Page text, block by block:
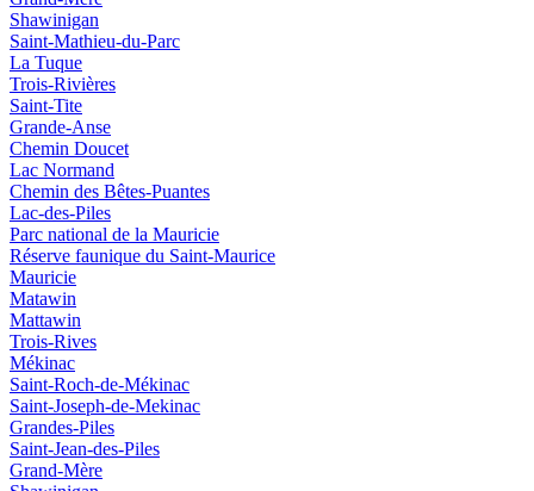
Shawinigan
Saint-Mathieu-du-Parc
La Tuque
Trois-Rivières
Saint-Tite
Grande-Anse
Chemin Doucet
Lac Normand
Chemin des Bêtes-Puantes
Lac-des-Piles
Parc national de la Mauricie
Réserve faunique du Saint‑Maurice
Mauricie
Matawin
Mattawin
Trois-Rives
Mékinac
Saint-Roch-de-Mékinac
Saint-Joseph-de-Mekinac
Grandes-Piles
Saint-Jean-des-Piles
Grand-Mère